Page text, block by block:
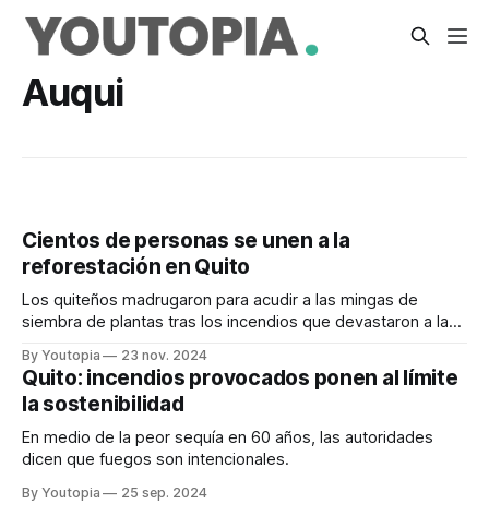
Auqui
Cientos de personas se unen a la
reforestación en Quito
Los quiteños madrugaron para acudir a las mingas de
siembra de plantas tras los incendios que devastaron a la
By Youtopia 23 nov. 2024
Quito: incendios provocados ponen al límite
la sostenibilidad
En medio de la peor sequía en 60 años, las autoridades
dicen que fuegos son intencionales.
By Youtopia 25 sep. 2024